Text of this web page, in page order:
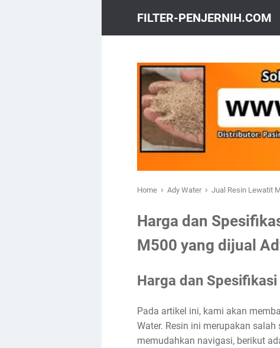
FILTER-PENJERNIH.COM
Home › Ady Water › Jual Resin Lewatit
Harga dan
M500 yang dijual
Harga dan
Pada artikel ini, kami akan
Water. Resin ini merupakan
memudahkan navigasi, berikut